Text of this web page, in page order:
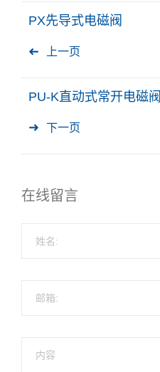
上一页
PX先导式电磁阀
下一页
PU-K直动式常开电磁阀
在线留言